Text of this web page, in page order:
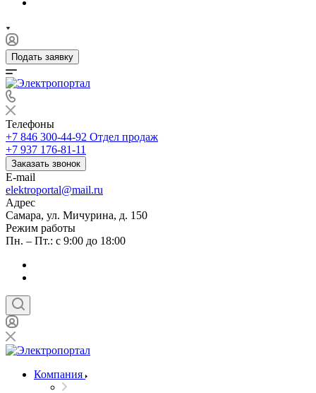
Подать заявку
Телефоны
+7 846 300-44-92 Отдел продаж
+7 937 176-81-11
Заказать звонок
E-mail
elektroportal@mail.ru
Адрес
Самара, ул. Мичурина, д. 150
Режим работы
Пн. – Пт.: с 9:00 до 18:00
Компания